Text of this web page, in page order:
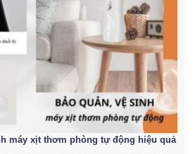
máy xịt thơm phòng tự động hiệu quả